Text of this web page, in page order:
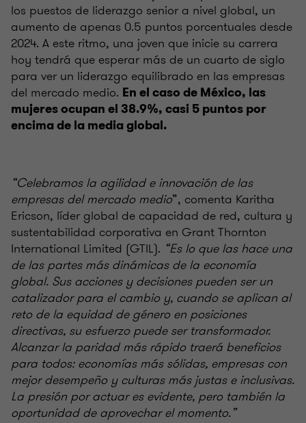
los puestos de liderazgo senior a nivel global, un
aumento de apenas 0.5 puntos porcentuales desde
2024. A este ritmo, una joven que inicie su carrera
hoy tendrá que esperar más de un cuarto de siglo
para ver un liderazgo equilibrado en las empresas
del mercado medio. En el caso de México, las
mujeres ocupan el 38.9%, casi 5 puntos por
encima de la media global.
“Celebramos la agilidad e innovación de las
empresas del mercado medio”, comenta Karitha
Ericson, líder global de capacidad de red, cultura y
sustentabilidad corporativa en Grant Thornton
International Limited (GTIL). “Es lo que las hace una
de las partes más dinámicas de la economía
global. Sus acciones y decisiones pueden ser un
catalizador para el cambio y, cuando se aplican al
reto de la equidad de género en posiciones
directivas, su esfuerzo puede ser transformador.
Alcanzar la paridad más rápido traerá beneficios
para todos: economías más sólidas, empresas con
mejor desempeño y culturas más justas e inclusivas.
La presión por actuar es evidente, pero también la
oportunidad de aprovechar el momento.”